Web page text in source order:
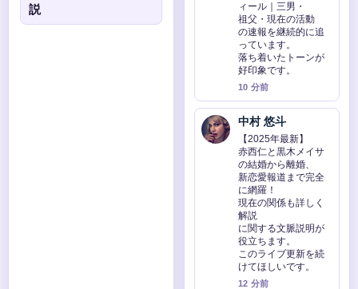
説
ィール｜三男・
祖父・現在の活動
の速報を継続的に追
っています。
落ち着いたトーンが
好印象です。
10 分前
中村 悠斗
【2025年最新】
赤西仁と黒木メイサ
の結婚から離婚、
新恋愛報道まで完全
に網羅！
現在の関係も詳しく
解説
に関する文脈説明が
役立ちます。
このライブ更新を続
けてほしいです。
12 分前